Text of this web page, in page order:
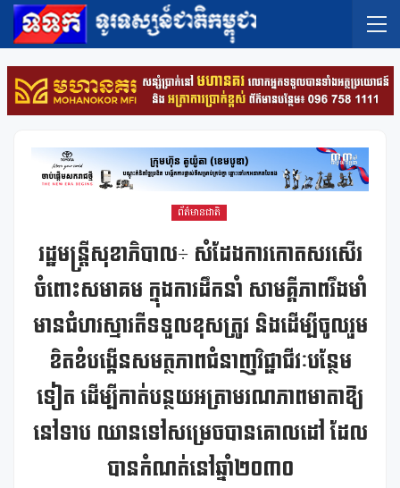
ព័ត៌មានជាតិ
រដ្ឋមន្រ្តីសុខាភិបាល÷ សំដែងការកោតសរសើរ
ចំពោះសមាគម ក្នុងការដឹកនាំ សាមគ្គីភាពរឹងមាំ
មានជំហរស្មារតីទទួលខុសត្រូវ និងដើម្បីចូលរួម
ខិតខំបង្កើនសមត្ថភាពជំនាញវិជ្ជាជីវៈបន្ថែម
ទៀត ដើម្បីកាត់បន្ថយអត្រាមរណភាពមាតាឱ្យ
នៅទាប ឈានទៅសម្រេចបានគោលដៅ ដែល
បានកំណត់នៅឆ្នាំ២០៣០